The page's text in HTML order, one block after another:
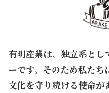
有明産業は、独立系とし
ーです。そのため私たち
文化を守り続ける使命が